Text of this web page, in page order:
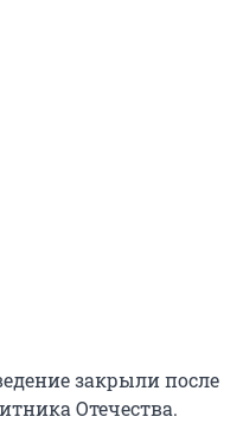
закрыли после
Отечества.